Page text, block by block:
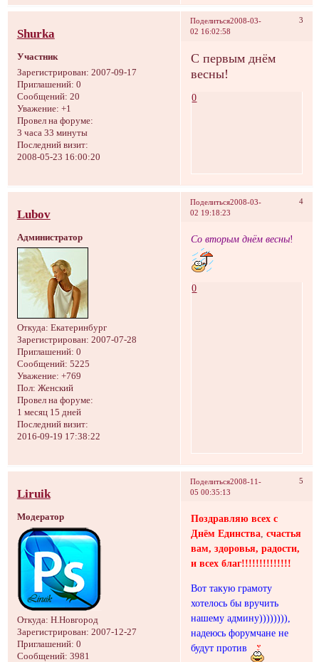
Поделиться 3
2008-03-
02 16:02:58
Shurka
Участник
Зарегистрирован: 2007-09-17
Приглашений: 0
Сообщений: 20
Уважение: +1
Провел на форуме:
3 часа 33 минуты
Последний визит:
2008-05-23 16:00:20
С первым днём
весны!
0
Поделиться 4
2008-03-
02 19:18:23
Lubov
Администратор
Откуда: Екатеринбург
Зарегистрирован: 2007-07-28
Приглашений: 0
Сообщений: 5225
Уважение: +769
Пол: Женский
Провел на форуме:
1 месяц 15 дней
Последний визит:
2016-09-19 17:38:22
Со вторым днём весны!
0
Поделиться 5
2008-11-
05 00:35:13
Liruik
Модератор
Откуда: Н.Новгород
Зарегистрирован: 2007-12-27
Приглашений: 0
Сообщений: 3981
Поздравляю всех с
Днём Единства ,счастья
вам, здоровья, радости,
и всех благ!!!!!!!!!!!!!!
Вот такую грамоту
хотелось бы вручить
нашему админу)))))))),
надеюсь форумчане не
будут против